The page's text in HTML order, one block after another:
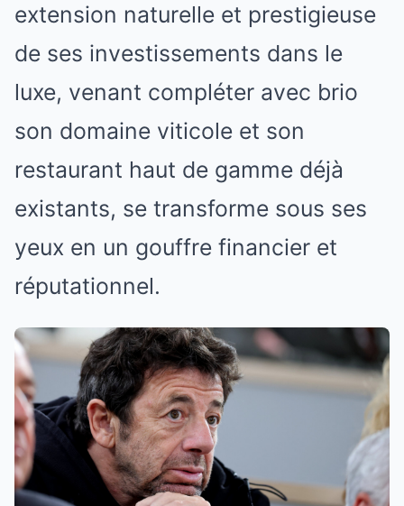
extension naturelle et prestigieuse
de ses investissements dans le
luxe, venant compléter avec brio
son domaine viticole et son
restaurant haut de gamme déjà
existants, se transforme sous ses
yeux en un gouffre financier et
réputationnel.